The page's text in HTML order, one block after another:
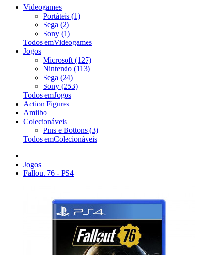
Videogames
Portáteis (1)
Sega (2)
Sony (1)
Todos emVideogames
Jogos
Microsoft (127)
Nintendo (113)
Sega (24)
Sony (253)
Todos emJogos
Action Figures
Amiibo
Colecionáveis
Pins e Bottons (3)
Todos emColecionáveis
Jogos
Fallout 76 - PS4